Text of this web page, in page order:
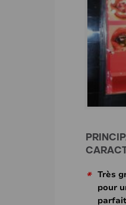
* Très
pour